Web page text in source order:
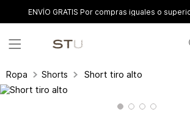
ENVÍO GRATIS Por compras iguales o
Ropa Shorts Short tiro alto